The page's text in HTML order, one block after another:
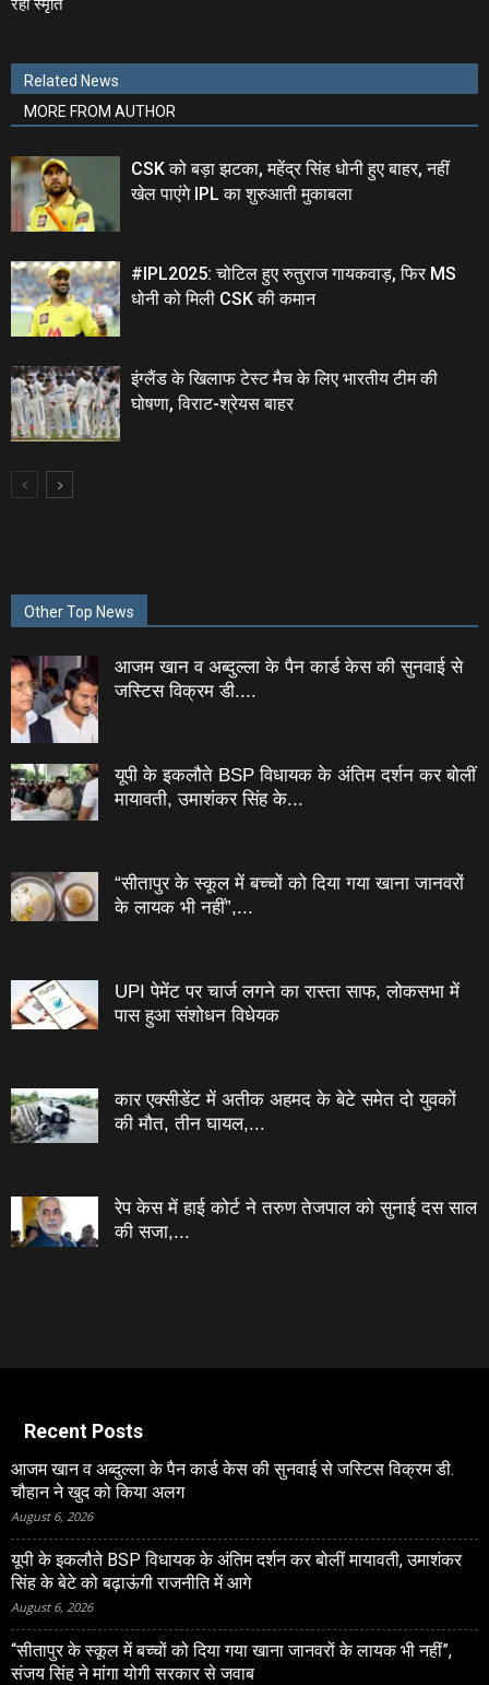
रही स्‍मृति
Related News
MORE FROM AUTHOR
CSK को बड़ा झटका, महेंद्र सिंह धोनी हुए बाहर, नहीं
खेल पाएंगे IPL का शुरुआती मुकाबला
#IPL2025: चोटिल हुए रुतुराज गायकवाड़, फिर MS
धोनी को मिली CSK की कमान
इंग्लैंड के खिलाफ टेस्ट मैच के लिए भारतीय टीम की
घोषणा, विराट-श्रेयस बाहर
Other Top News
आजम खान व अब्दुल्ला के पैन कार्ड केस की सुनवाई से
जस्टिस विक्रम डी....
यूपी के इकलौते BSP विधायक के अंतिम दर्शन कर बोलीं
मायावती, उमाशंकर सिंह के...
“सीतापुर के स्‍कूल में बच्‍चों को दिया गया खाना जानवरों
के लायक भी नहीं”,...
UPI पेमेंट पर चार्ज लगने का रास्ता साफ, लोकसभा में
पास हुआ संशोधन विधेयक
कार एक्सीडेंट में अतीक अहमद के बेटे समेत दो युवकों
की मौत, तीन घायल,...
रेप केस में हाई कोर्ट ने तरुण तेजपाल को सुनाई दस साल
की सजा,...
Recent Posts
आजम खान व अब्दुल्ला के पैन कार्ड केस की सुनवाई से जस्टिस विक्रम डी.
चौहान ने खुद को किया अलग
August 6, 2026
यूपी के इकलौते BSP विधायक के अंतिम दर्शन कर बोलीं मायावती, उमाशंकर
सिंह के बेटे को बढ़ाऊंगी राजनीति में आगे
August 6, 2026
“सीतापुर के स्‍कूल में बच्‍चों को दिया गया खाना जानवरों के लायक भी नहीं”,
संजय सिंह ने मांगा योगी सरकार से जवाब